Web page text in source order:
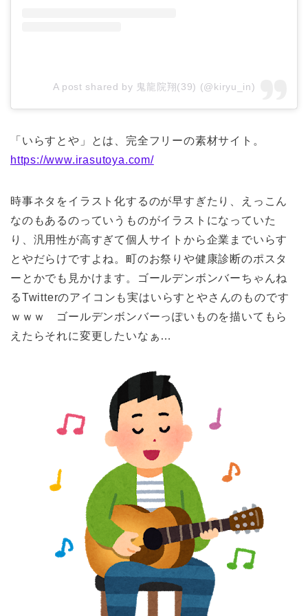
A post shared by 鬼龍院翔(39) (@kiryu_in)
「いらすとや」とは、完全フリーの素材サイト。
https://www.irasutoya.com/
時事ネタをイラスト化するのが早すぎたり、えっこん
なのもあるのっていうものがイラストになっていた
り、汎用性が高すぎて個人サイトから企業までいらす
とやだらけですよね。町のお祭りや健康診断のポスタ
ーとかでも見かけます。ゴールデンボンバーちゃんね
るTwitterのアイコンも実はいらすとやさんのものです
ｗｗｗ ゴールデンボンバーっぽいものを描いてもら
えたらそれに変更したいなぁ…